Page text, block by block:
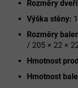
Rozměry
Výška stěny:
Rozměry
/ 205 × 22 ×
Hmotnost
Hmotnost